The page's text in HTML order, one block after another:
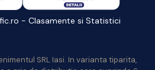
SRL Iasi. In varianta tiparita,